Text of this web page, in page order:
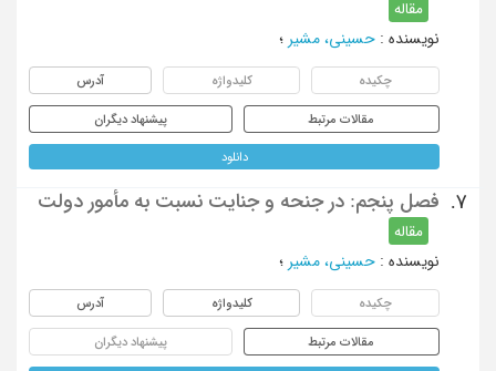
مقاله
نویسنده : حسینی، مشیر ؛
چکیده کلیدواژه آدرس
مقالات مرتبط پیشنهاد دیگران
دانلود
7. فصل پنجم: در جنحه و جنایت نسبت به مأمور دولت
مقاله
نویسنده : حسینی، مشیر ؛
چکیده کلیدواژه آدرس
مقالات مرتبط پیشنهاد دیگران